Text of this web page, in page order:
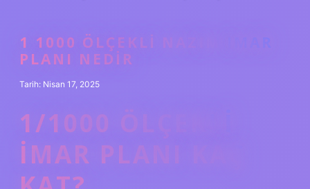
1 1000 ÖLÇEKLI NAZIM IMAR
PLANI NEDIR
Tarih: Nisan 17, 2025
1/1000 ÖLÇEKLI
IMAR PLANI KAÇ